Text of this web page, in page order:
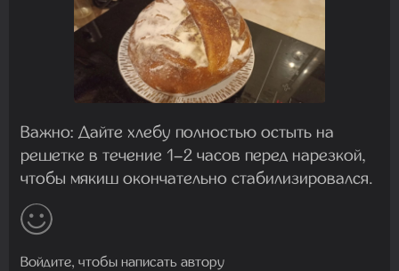
Важно: Дайте хлебу полностью остыть на
решетке в течение 1–2 часов перед нарезкой,
чтобы мякиш окончательно стабилизировался.
Войдите, чтобы написать автору